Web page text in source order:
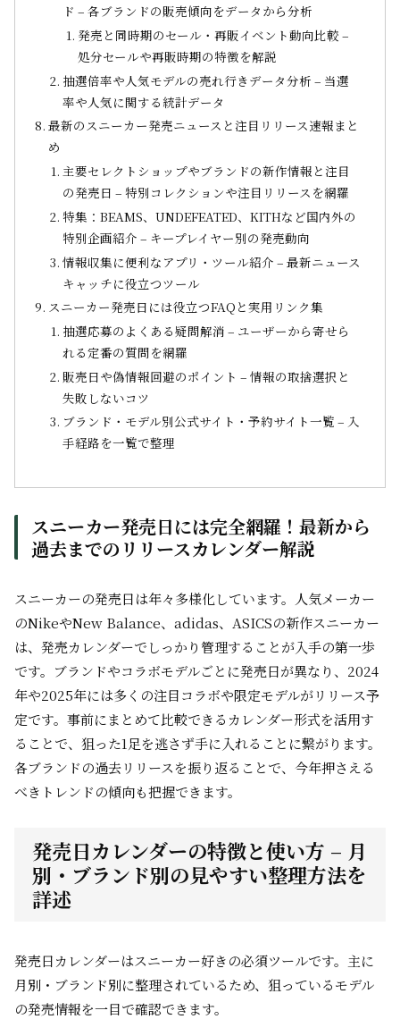
ド – 各ブランドの販売傾向をデータから分析
発売と同時期のセール・再販イベント動向比較 –
処分セールや再販時期の特徴を解説
抽選倍率や人気モデルの売れ行きデータ分析 – 当選
率や人気に関する統計データ
最新のスニーカー発売ニュースと注目リリース速報まと
め
主要セレクトショップやブランドの新作情報と注目
の発売日 – 特別コレクションや注目リリースを網羅
特集：BEAMS、UNDEFEATED、KITHなど国内外の
特別企画紹介 – キープレイヤー別の発売動向
情報収集に便利なアプリ・ツール紹介 – 最新ニュース
キャッチに役立つツール
スニーカー発売日には役立つFAQと実用リンク集
抽選応募のよくある疑問解消 – ユーザーから寄せら
れる定番の質問を網羅
販売日や偽情報回避のポイント – 情報の取捨選択と
失敗しないコツ
ブランド・モデル別公式サイト・予約サイト一覧 – 入
手経路を一覧で整理
スニーカー発売日には完全網羅！最新から
過去までのリリースカレンダー解説
スニーカーの発売日は年々多様化しています。人気メーカー
のNikeやNew Balance、adidas、ASICSの新作スニーカー
は、発売カレンダーでしっかり管理することが入手の第一歩
です。ブランドやコラボモデルごとに発売日が異なり、2024
年や2025年には多くの注目コラボや限定モデルがリリース予
定です。事前にまとめて比較できるカレンダー形式を活用す
ることで、狙った1足を逃さず手に入れることに繋がります。
各ブランドの過去リリースを振り返ることで、今年押さえる
べきトレンドの傾向も把握できます。
発売日カレンダーの特徴と使い方 – 月
別・ブランド別の見やすい整理方法を
詳述
発売日カレンダーはスニーカー好きの必須ツールです。主に
月別・ブランド別に整理されているため、狙っているモデル
の発売情報を一目で確認できます。